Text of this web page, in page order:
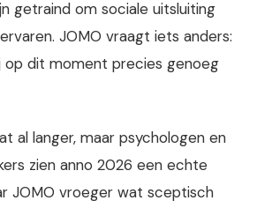
getraind om sociale uitsluiting
JOMO vraagt iets anders:
op dit moment precies genoeg
al langer, maar psychologen en
zien anno 2026 een echte
JOMO vroeger wat sceptisch